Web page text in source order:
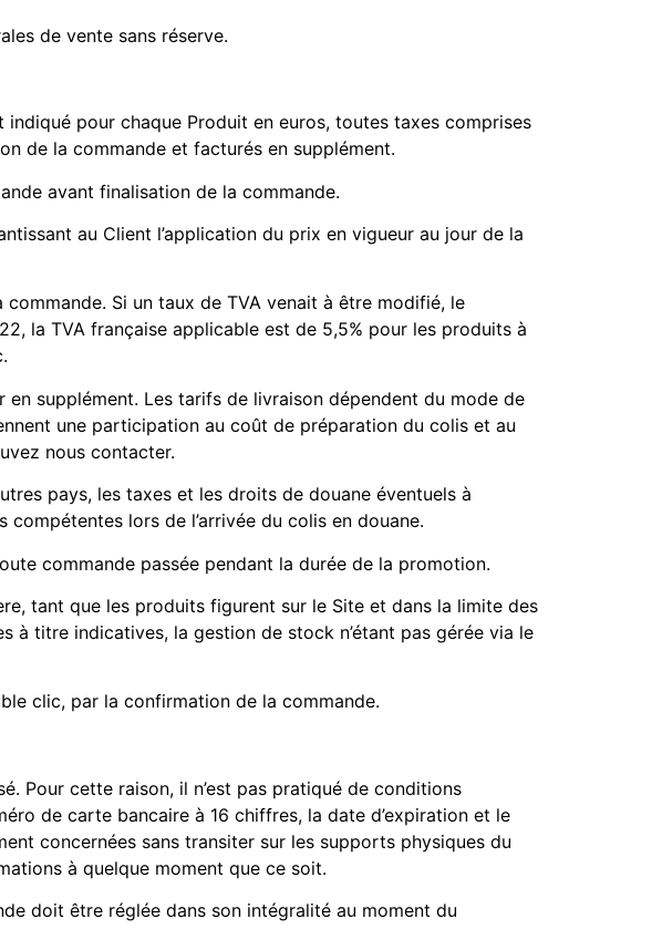
de vente sans réserve.
indiqué pour chaque Produit en euros, toutes taxes comprises
de la commande et facturés en supplément.
avant finalisation de la commande.
au Client l’application du prix en vigueur au jour de la
Si un taux de TVA venait à être modifié, le
la TVA française applicable est de 5,5% pour les produits à
supplément. Les tarifs de livraison dépendent du mode de
une participation au coût de préparation du colis et au
nous contacter.
pays, les taxes et les droits de douane éventuels à
lors de l’arrivée du colis en douane.
commande passée pendant la durée de la promotion.
tant que les produits figurent sur le Site et dans la limite des
à titre indicatives, la gestion de stock n’étant pas gérée via le
clic, par la confirmation de la commande.
Pour cette raison, il n’est pas pratiqué de conditions
de carte bancaire à 16 chiffres, la date d’expiration et le
concernées sans transiter sur les supports physiques du
à quelque moment que ce soit.
doit être réglée dans son intégralité au moment du